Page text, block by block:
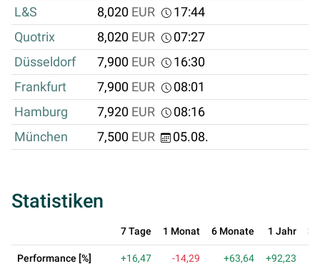
L&S
8,020 EUR
17:44
Quotrix
8,020 EUR
07:27
Düsseldorf
7,900 EUR
16:30
Frankfurt
7,900 EUR
08:01
Hamburg
7,920 EUR
08:16
München
7,500 EUR 05.08.
Statistiken
7 Tage 1 Monat 6 Monate 1 Jahr 3
Performance [%] +16,47 -14,29 +63,64 +92,23